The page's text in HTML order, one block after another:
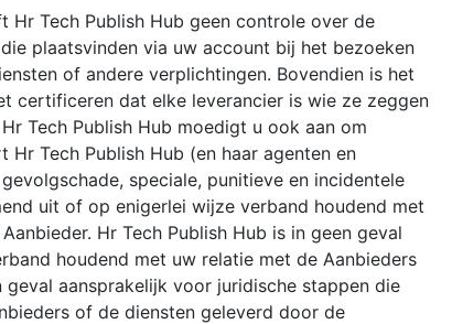
Hr Tech Publish Hub geen controle over de
plaatsvinden via uw account bij het bezoeken
of andere verplichtingen. Bovendien is het
certificeren dat elke leverancier is wie ze zeggen
Tech Publish Hub moedigt u ook aan om
Tech Publish Hub (en haar agenten en
speciale, punitieve en incidentele
uit of op enigerlei wijze verband houdend met
Hr Tech Publish Hub is in geen geval
houdend met uw relatie met de Aanbieders
aansprakelijk voor juridische stappen die
of de diensten geleverd door de